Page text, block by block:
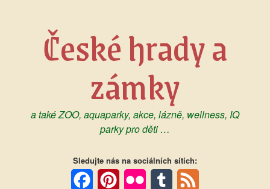
České hrady a
zámky
a také ZOO, aquaparky, akce, lázně, wellness, IQ
parky pro děti …
Sledujte nás na sociálních sítích:
FacebookPinterestFlickr Tumblr